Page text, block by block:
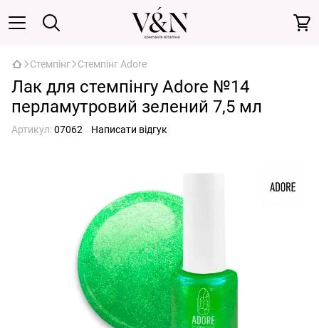
Стемпінг Стемпінг Adore
Лак для стемпінгу Adore №14
перламутровий зелений 7,5 мл
Артикул:07062 Написати відгук